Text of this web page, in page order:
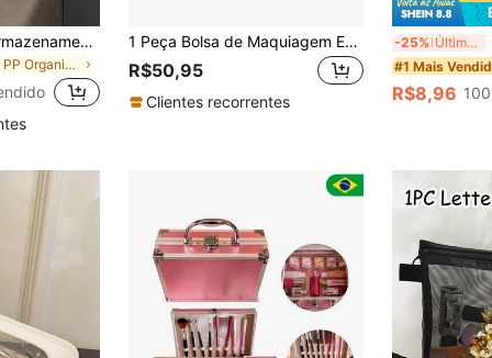
1 peça Caixa de Armazenamento de Lenços Úmidos, Suporte de Toalha de Rosto Montado na Parede, Caixa de Armazenamento de Papel Adequada para Sala de Estar, Cozinha, Banheiro e Toalete
em PP Organizadores de maquiagem
1 Peça Bolsa de Maquiagem Estilo Coreano Padrão Xadrez, Bolsa Cosmética Grande de Viagem para Mulheres, Organizador de Viagem de Higiene Pessoal, Presentes Essenciais, Acessórios com Zíper, Bolsa de Maquiagem, Necessaire, Organizador de Maquiagem, Organizador de Maquiagem, Organizador, Bolsa de Higiene Pessoal, Organizador de Mesa, Bolsa Cosmética, Bolsa de Maquiagem, Organizador de Maquiagem, Bolsa Cosmética, Bolsa de Maquiagem Pequena, Bolsa Cosmética, Bolsa de Maquiagem Grande, Presentes de Natal, Bolsa, Embreagem / Bolsa Pequena, Organizador de Maquiagem, Bolsa, Suporte de Pincel, Mini Bolsa, Bolsa de Grande Capacidade, Presentes para Mulheres, Presentes de Natal, Ideias de Presentes para Mulheres, Bolsa, Bolsa de Maquiagem, Essenciais de Viagem
R$50,95
Clientes recorrentes
-25% Últimos 3 dias
#1 Mais
R$8,96